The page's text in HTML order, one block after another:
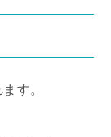
す。